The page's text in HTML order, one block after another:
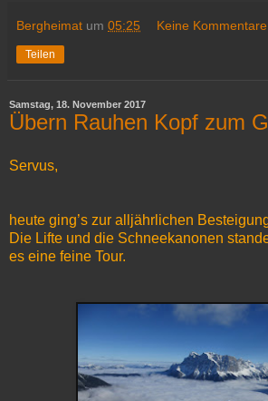
Bergheimat um 05:25 Keine
Teilen
Samstag, 18. November 2017
Übern Rauhen Kopf zum
Servus,
heute ging’s zur alljährlichen
Die Lifte und die Schneekanonen
es eine feine Tour.